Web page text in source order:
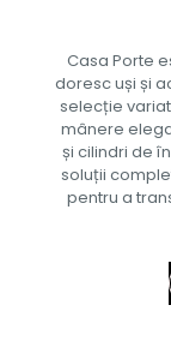
Casa Porte
doresc uși și
selecție
mânere
și cilindri de
soluții
pentru a